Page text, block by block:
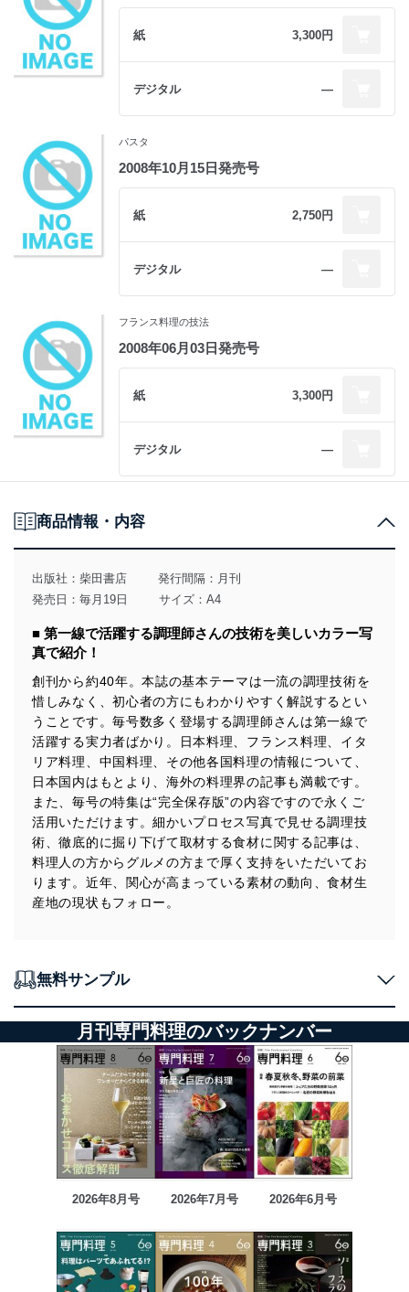
紙 3,300円
デジタル ―
パスタ
2008年10月15日発売号
紙 2,750円
デジタル ―
フランス料理の技法
2008年06月03日発売号
紙 3,300円
デジタル ―
商品情報・内容
出版社： 柴田書店
発行間隔：月刊
発売日：毎月19日
サイズ：A4
■ 第一線で活躍する調理師さんの技術を美しいカラー写
真で紹介！
創刊から約40年。本誌の基本テーマは一流の調理技術を
惜しみなく、初心者の方にもわかりやすく解説するとい
うことです。毎号数多く登場する調理師さんは第一線で
活躍する実力者ばかり。日本料理、フランス料理、イタ
リア料理、中国料理、その他各国料理の情報について、
日本国内はもとより、海外の料理界の記事も満載です。
また、毎号の特集は“完全保存版”の内容ですので永くご
活用いただけます。細かいプロセス写真で見せる調理技
術、徹底的に掘り下げて取材する食材に関する記事は、
料理人の方からグルメの方まで厚く支持をいただいてお
ります。近年、関心が高まっている素材の動向、食材生
産地の現状もフォロー。
無料サンプル
月刊専門料理のバックナンバー
2026年8月号 2026年7月号 2026年6月号